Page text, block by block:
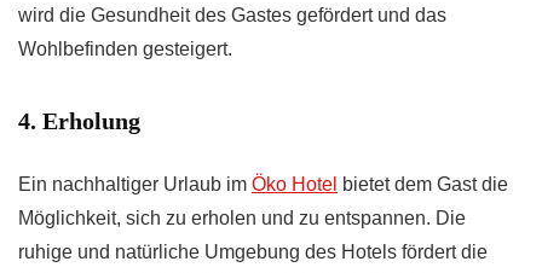
wird die Gesundheit des Gastes gefördert und das
Wohlbefinden gesteigert.
4. Erholung
Ein nachhaltiger Urlaub im Öko Hotel bietet dem Gast die
Möglichkeit, sich zu erholen und zu entspannen. Die
ruhige und natürliche Umgebung des Hotels fördert die